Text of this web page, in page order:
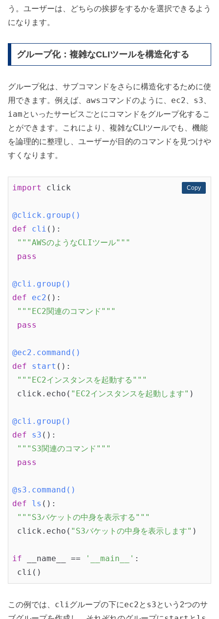
う。ユーザーは、どちらの挨拶をするかを選択できるよう
になります。
グループ化：複雑なCLIツールを構造化する
グループ化は、サブコマンドをさらに構造化するために使
用できます。例えば、 aws コマンドのように、 ec2 s3
iamといったサービスごとにコマンドをグループ化するこ
とができます。これにより、複雑なCLIツールでも、機能
を論理的に整理し、ユーザーが目的のコマンドを見つけや
すくなります。
Copy
Copy
import click
@click.group()
def
cli () :
"""AWSのようなCLIツール"""
pass
@cli.group()
def
ec2 () :
"""EC2関連のコマンド"""
pass
@ec2.command()
def
start () :
"""EC2インスタンスを起動する"""
click.echo( "EC2インスタンスを起動します" )
@cli.group()
def
s3 () :
"""S3関連のコマンド"""
pass
@s3.command()
def
ls () :
"""S3バケットの中身を表示する"""
click.echo( "S3バケットの中身を表示します" )
if __name__ == '__main__' :
この例では、 cli グループの下にec2と s3という2つのサ